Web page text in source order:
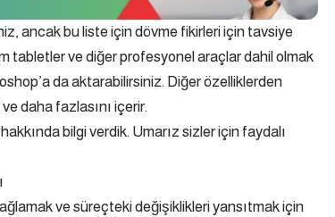
ancak bu liste için dövme fikirleri için tavsiye
tabletler ve diğer profesyonel araçlar dahil olmak
da aktarabilirsiniz. Diğer özelliklerden
daha fazlasını içerir.
bilgi verdik. Umarız sizler için faydalı
ve süreçteki değişiklikleri yansıtmak için